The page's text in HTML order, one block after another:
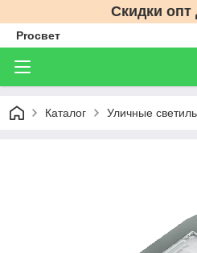
Скидки опт
Proсвет
Каталог Уличные